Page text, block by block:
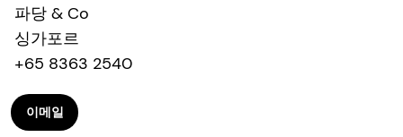
파당 & Co
싱가포르
+65 8363 2540
이메일